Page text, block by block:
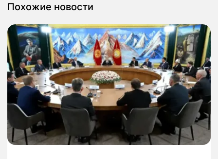
Похожие новости